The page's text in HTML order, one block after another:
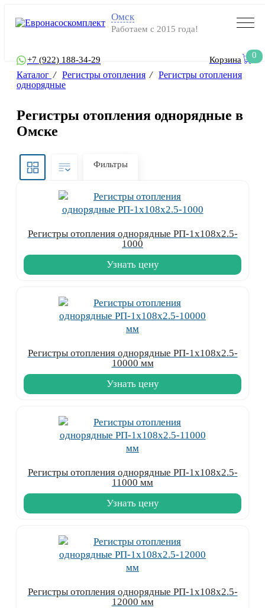
Омск
Работаем с 2015 года!
+7 (922) 188-34-29 Корзина
0
Каталог / Регистры отопления / Регистры отопления
однорядные
Регистры отопления однорядные в
Омске
Фильтры
Регистры отопления однорядные РП-1x108x2.5-
1000
Узнать цену
Регистры отопления однорядные РП-1x108x2.5-
10000 мм
Узнать цену
Регистры отопления однорядные РП-1x108x2.5-
11000 мм
Узнать цену
Регистры отопления однорядные РП-1x108x2.5-
12000 мм